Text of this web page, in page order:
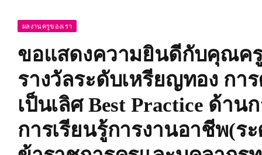
ผลงานครูของเรา
ขอแสดงความยินดีกับคุณค
รางวัลระดับเหรียญทอง กา
เป็นเลิศ Best Practice ด้า
การเรียนรู้การงานอาชีพ(ร